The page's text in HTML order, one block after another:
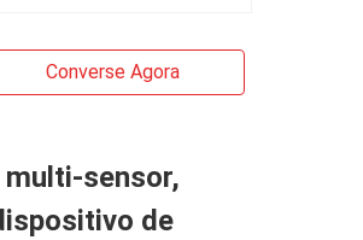
Converse Agora
sensor,
de